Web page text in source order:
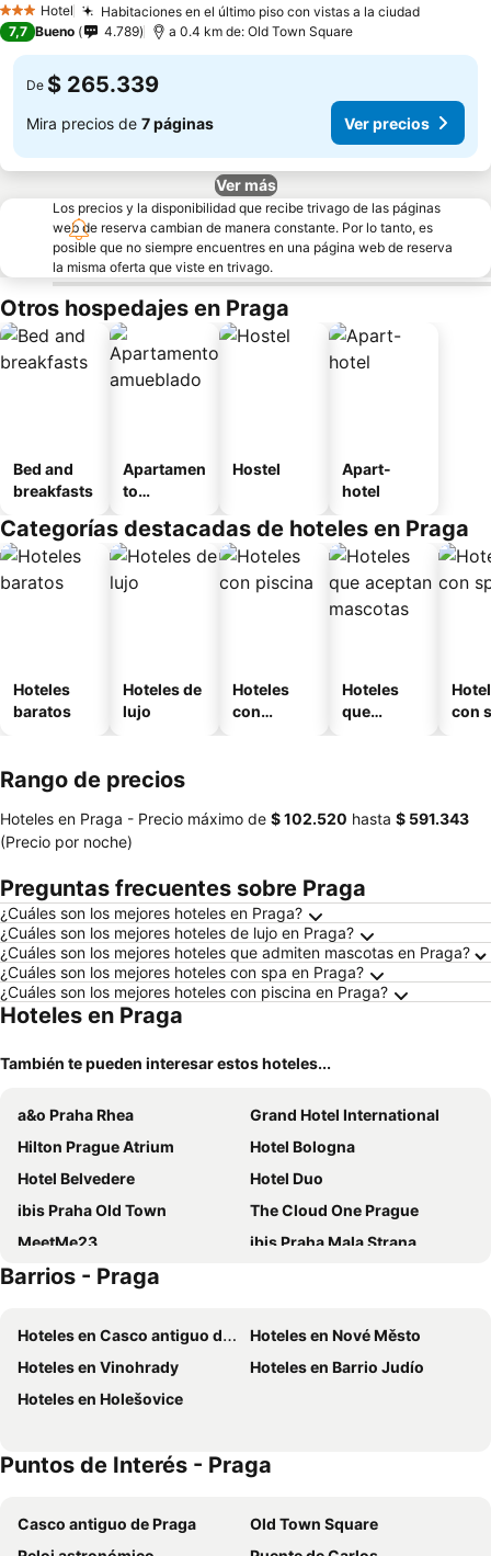
3 Estrellas
Hotel Habitaciones en el último piso con vistas a la ciudadVer
7,7 Bueno 4.789 a 0.4 km de: Old Town Square
De $ 265.339
Mira precios de 7 páginas Ver precios
Ver más
Los precios y la disponibilidad que recibe trivago de las páginas
web de reserva cambian de manera constante. Por lo tanto, es
posible que no siempre encuentres en una página web de reserva
la misma oferta que viste en trivago.
Otros hospedajes en Praga
Bed and
breakfasts
Apartamen
to
o
Hostel
Apart-
hotel
Categorías destacadas de hoteles en Praga
Hoteles
baratos
Hoteles de
lujo
Hoteles
con
Hoteles
que
con
Rango de precios
Hoteles en Praga - Precio máximo de ‎$ 102.520 hasta ‎$ 591.343
(Precio por noche)
Preguntas frecuentes sobre Praga
¿Cuáles son los mejores hoteles en Praga?
¿Cuáles son los mejores hoteles de lujo en Praga?
¿Cuáles son los mejores hoteles que admiten mascotas en Praga?
¿Cuáles son los mejores hoteles con spa en Praga?
¿Cuáles son los mejores hoteles con piscina en Praga?
Hoteles en Praga
También te pueden interesar estos hoteles...
a&o Praha Rhea
Grand Hotel International
Hilton Prague Atrium
Hotel Bologna
Hotel Belvedere
Hotel Duo
ibis Praha Old Town
The Cloud One Prague
MeetMe23
ibis Praha Mala Strana
Don Giovanni Hotel Prague - Great Hotels of The World
EA Hotel Rokoko
Grand Majestic Hotel Prague
The President
Congress & Wellness Hotel Olsanka
Hotel Carol
Antik Hotel Prague
The Gold Bank
Hotel Relax Inn
The Julius Prague
Barrios - Praga
Hoteles en Casco antiguo de Praga
Hoteles en Nové Město
Hoteles en Vinohrady
Hoteles en Barrio Judío
Hoteles en Holešovice
Puntos de Interés - Praga
Casco antiguo de Praga
Old Town Square